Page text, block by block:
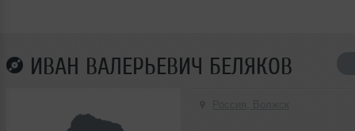
ИВАН ВАЛЕРЬЕВИЧ БЕЛЯКОВ